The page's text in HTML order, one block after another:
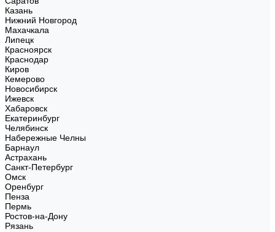
Казань
Нижний Новгород
Махачкала
Липецк
Красноярск
Краснодар
Киров
Кемерово
Новосибирск
Ижевск
Хабаровск
Екатеринбург
Челябинск
Набережные Челны
Барнаул
Астрахань
Санкт-Петербург
Омск
Оренбург
Пенза
Пермь
Ростов-на-Дону
Рязань